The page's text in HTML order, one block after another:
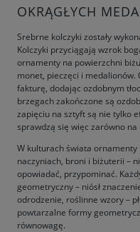
OKRĄGŁYCH
Srebrne kolczyki zostały
Kolczyki przyciągają wzrok
ornamenty na powierzchni
monet, pieczęci i
fakturę, dodając ozdobnym
brzegach zakończone są
zapięciu na sztyft są nie tylko
sprawdzą się więc zarówno
W kulturach świata ornamenty
naczyniach, broni i biżuterii –
opowiadać, przypominać.
geometryczny – niósł
odrodzenie, roślinne wzory –
powtarzalne formy
równowagę.